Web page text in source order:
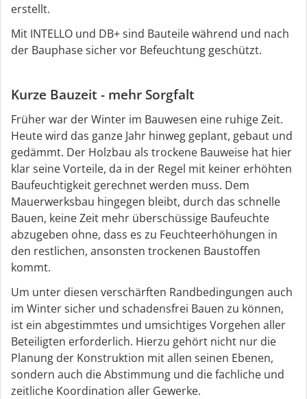
erstellt.
Mit INTELLO und DB+ sind Bauteile während und nach
der Bauphase sicher vor Befeuchtung geschützt.
Kurze Bauzeit - mehr Sorgfalt
Früher war der Winter im Bauwesen eine ruhige Zeit.
Heute wird das ganze Jahr hinweg geplant, gebaut und
gedämmt. Der Holzbau als trockene Bauweise hat hier
klar seine Vorteile, da in der Regel mit keiner erhöhten
Baufeuchtigkeit gerechnet werden muss. Dem
Mauerwerksbau hingegen bleibt, durch das schnelle
Bauen, keine Zeit mehr überschüssige Baufeuchte
abzugeben ohne, dass es zu Feuchteerhöhungen in
den restlichen, ansonsten trockenen Baustoffen
kommt.
Um unter diesen verschärften Randbedingungen auch
im Winter sicher und schadensfrei Bauen zu können,
ist ein abgestimmtes und umsichtiges Vorgehen aller
Beteiligten erforderlich. Hierzu gehört nicht nur die
Planung der Konstruktion mit allen seinen Ebenen,
sondern auch die Abstimmung und die fachliche und
zeitliche Koordination aller Gewerke.